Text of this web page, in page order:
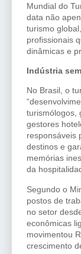
Mundial do
data não
turismo
profissionais
dinâmicas e
Indústria
No Brasil, o
turismólogos,
gestores
responsáveis
destinos e
memórias
da
Segundo o
postos de
no setor
econômicas
movimentou
crescimento